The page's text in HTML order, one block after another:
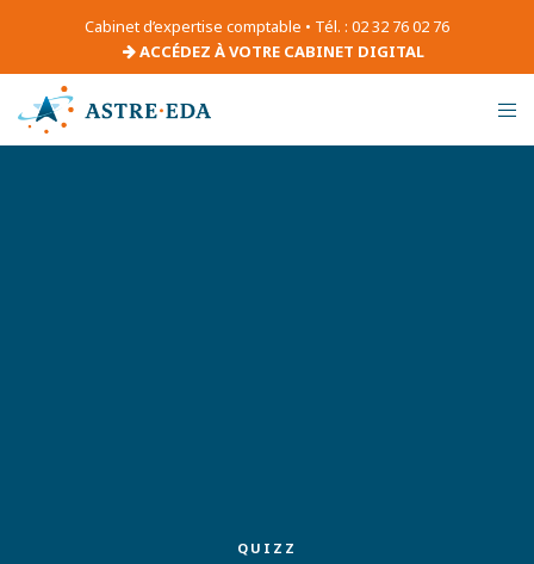
Cabinet d’expertise comptable • Tél. : 02 32 76 02 76
ACCÉDEZ À VOTRE CABINET DIGITAL
QUIZZ